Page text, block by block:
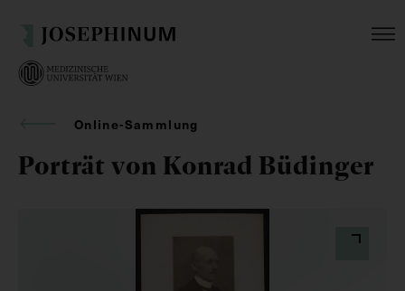
Online-Sammlung
Porträt von Konrad Büdinger